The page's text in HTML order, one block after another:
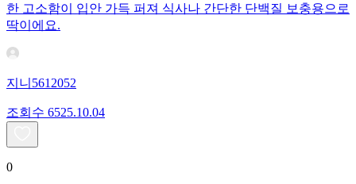
한 고소함이 입안 가득 퍼져 식사나 간단한 단백질 보충용으로
딱이에요.
지니5612052
조회수 6525.10.04
0